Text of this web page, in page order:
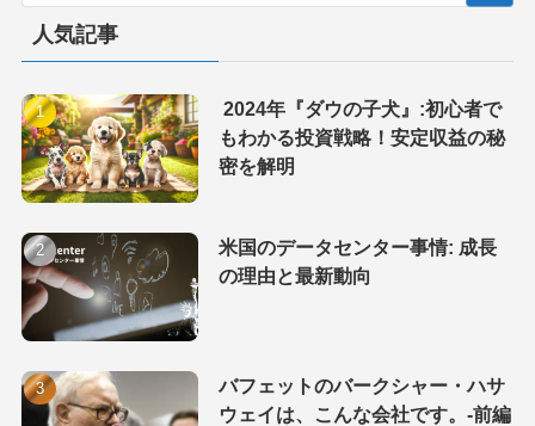
人気記事
2024年『ダウの子犬』:初心者で
もわかる投資戦略！安定収益の秘
密を解明
米国のデータセンター事情: 成長
の理由と最新動向
バフェットのバークシャー・ハサ
ウェイは、こんな会社です。-前編